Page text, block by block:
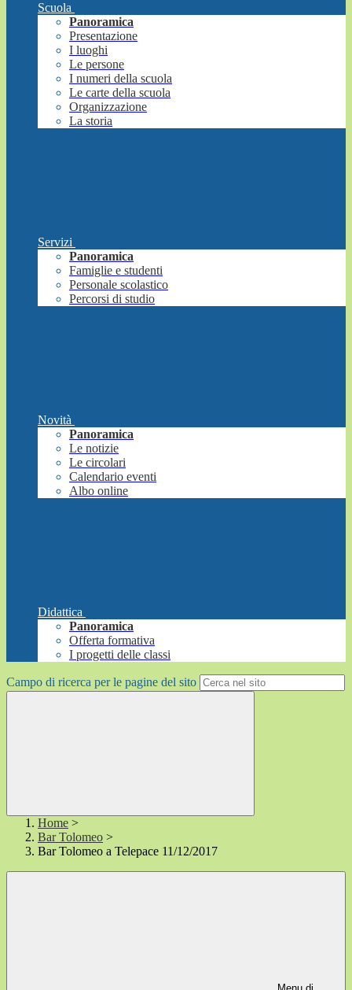
Scuola
Panoramica
Presentazione
I luoghi
Le persone
I numeri della scuola
Le carte della scuola
Organizzazione
La storia
Servizi
Panoramica
Famiglie e studenti
Personale scolastico
Percorsi di studio
Novità
Panoramica
Le notizie
Le circolari
Calendario eventi
Albo online
Didattica
Panoramica
Offerta formativa
I progetti delle classi
Campo di ricerca per le pagine del sito
Home >
Bar Tolomeo >
Bar Tolomeo a Telepace 11/12/2017